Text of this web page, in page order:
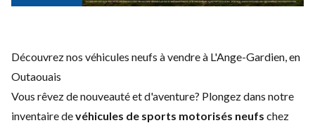
Découvrez nos véhicules neufs à vendre à L'Ange-Gardien, en
Outaouais
Vous rêvez de nouveauté et d'aventure? Plongez dans notre
inventaire devéhicules de sports motorisés neufs chez